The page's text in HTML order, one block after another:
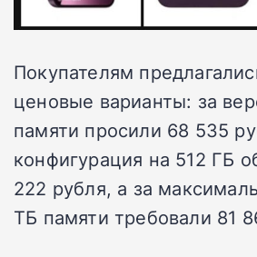
Покупателям
ценовые варианты: за
памяти просили 68 535
конфигурация на 512 ГБ
222 рубля, а за
ТБ памяти требовали 81